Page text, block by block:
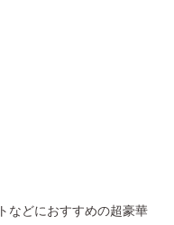
などにおすすめの超豪華